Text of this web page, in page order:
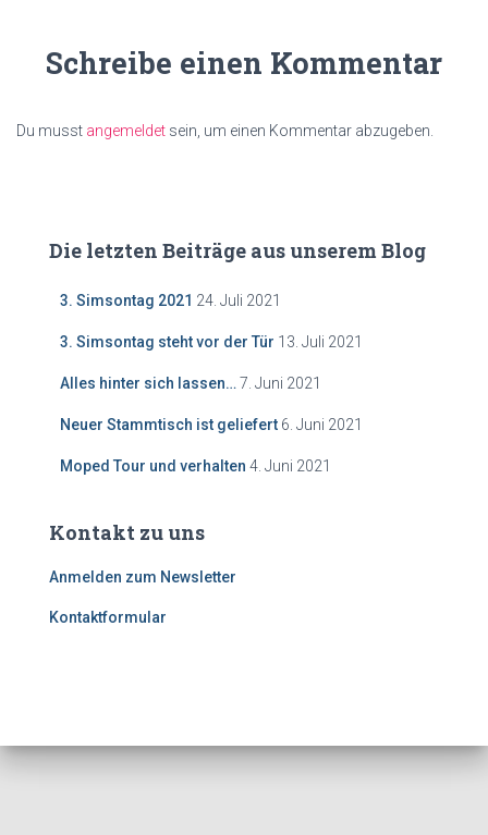
Schreibe einen Kommentar
Du musst angemeldet sein, um einen Kommentar abzugeben.
Die letzten Beiträge aus unserem Blog
3. Simsontag 2021 24. Juli 2021
3. Simsontag steht vor der Tür 13. Juli 2021
Alles hinter sich lassen… 7. Juni 2021
Neuer Stammtisch ist geliefert 6. Juni 2021
Moped Tour und verhalten 4. Juni 2021
Kontakt zu uns
Anmelden zum Newsletter
Kontaktformular